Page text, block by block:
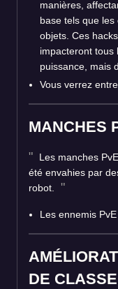
manières,
base tels que
objets. Ces
impacteront tous
puissance, mais
Vous verrez
MANCHES
Les manches
été envahies par
robot.
Les ennemis
DE CLASSE